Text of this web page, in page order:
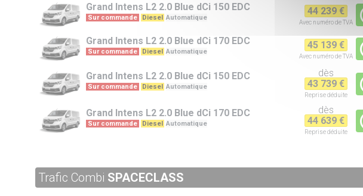
Grand Intens L2 2.0 Blue dCi 150 EDC
Sur commande Diesel Automatique
44 239 €
Avec numéro de TVA
Grand Intens L2 2.0 Blue dCi 170 EDC
Sur commande Diesel Automatique
45 139 €
Avec numéro de TVA
Grand Intens L2 2.0 Blue dCi 150 EDC
Sur commande Diesel Automatique
dès
43 739 €
Reprisedéduite
Grand Intens L2 2.0 Blue dCi 170 EDC
Sur commande Diesel Automatique
dès
44 639 €
Reprisedéduite
Trafic Combi SPACECLASS